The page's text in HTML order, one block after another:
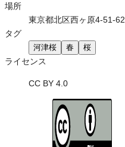
場所
東京都北区西ヶ原4-51-62
タグ
河津桜 春 桜
ライセンス
CC BY 4.0